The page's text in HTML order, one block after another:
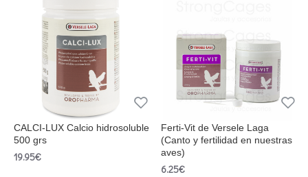
CALCI-LUX Calcio hidrosoluble
500 grs
19.95€
Ferti-Vit de Versele Laga
(Canto y fertilidad en nuestras
aves)
6.25€